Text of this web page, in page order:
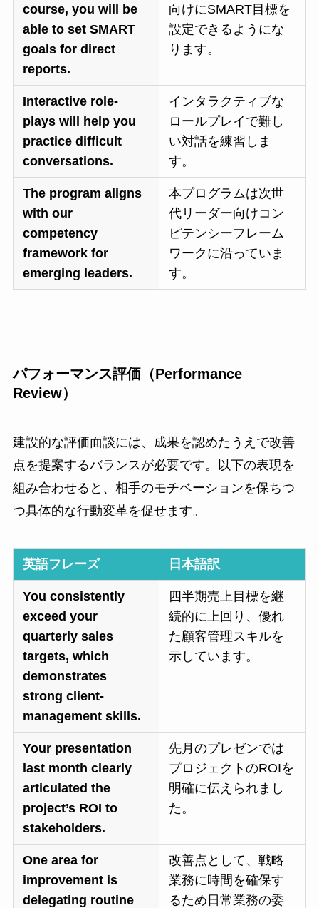
course, you will be
able to set SMART
goals for direct
reports.
向けにSMART目標を
設定できるようにな
ります。
Interactive role-
plays will help you
practice difficult
conversations.
インタラクティブな
ロールプレイで難し
い対話を練習しま
す。
The program aligns
with our
competency
framework for
emerging leaders.
本プログラムは次世
代リーダー向けコン
ピテンシーフレーム
ワークに沿っていま
す。
パフォーマンス評価（Performance
Review）
建設的な評価面談には、成果を認めたうえで改善
点を提案するバランスが必要です。以下の表現を
組み合わせると、相手のモチベーションを保ちつ
つ具体的な行動変革を促せます。
英語フレーズ 日本語訳
You consistently
exceed your
quarterly sales
targets, which
demonstrates
strong client-
management skills.
四半期売上目標を継
続的に上回り、優れ
た顧客管理スキルを
示しています。
Your presentation
last month clearly
articulated the
project’s ROI to
stakeholders.
先月のプレゼンでは
プロジェクトのROIを
明確に伝えられまし
た。
One area for
improvement is
delegating routine
改善点として、戦略
業務に時間を確保す
るため日常業務の委